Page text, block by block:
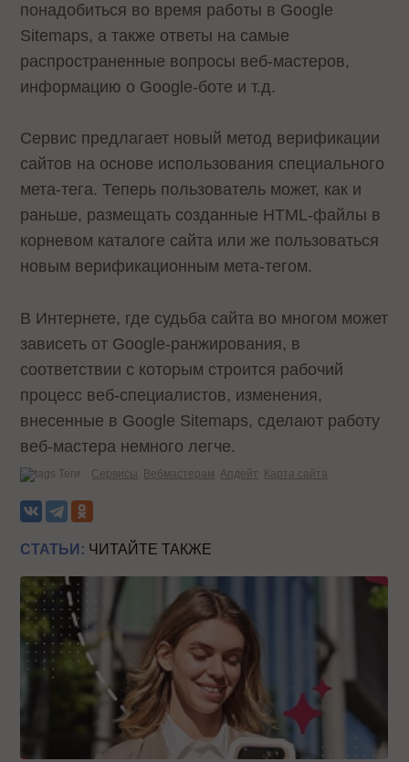
понадобиться во время работы в Google
Sitemaps, а также ответы на самые
распространенные вопросы веб-мастеров,
информацию о Google-боте и т.д.
Сервис предлагает новый метод верификации
сайтов на основе использования специального
мета-тега. Теперь пользователь может, как и
раньше, размещать созданные HTML-файлы в
корневом каталоге сайта или же пользоваться
новым верификационным мета-тегом.
В Интернете, где судьба сайта во многом может
зависеть от Google-ранжирования, в
соответствии с которым строится рабочий
процесс веб-специалистов, изменения,
внесенные в Google Sitemaps, сделают работу
веб-мастера немного легче.
Теги: Сервисы Вебмастерам Апдейт Карта сайта
СТАТЬИ: ЧИТАЙТЕ ТАКЖЕ